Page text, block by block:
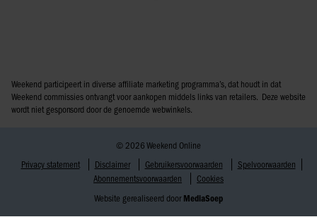
Weekend participeert in diverse affiliate marketing programma’s, dat houdt in dat
Weekend commissies ontvangt voor aankopen middels links van retailers. Deze website
wordt niet gesponsord door de genoemde webwinkels.
© 2026 Weekend Online
Privacy statement
Disclaimer Gebruikersvoorwaarden
Spelvoorwaarden
Abonnementsvoorwaarden
Cookies
Website gerealiseerd door MediaSoep